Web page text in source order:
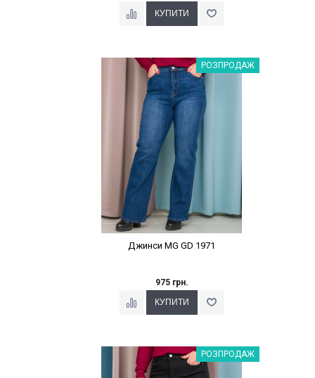
Наклейки Варіант з %РОЗПРОДАЖ
Джинси MG GD 1971
975 грн.
Наклейки Варіант з %РОЗПРОДАЖ